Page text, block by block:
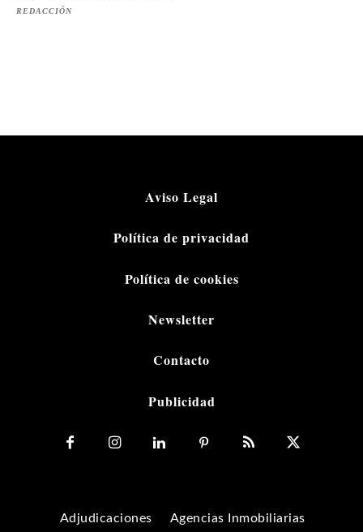
REDACCIÓN
Aviso Legal
Política de privacidad
Política de cookies
Newsletter
Contacto
Publicidad
Adjudicaciones
Agencias Inmobiliarias